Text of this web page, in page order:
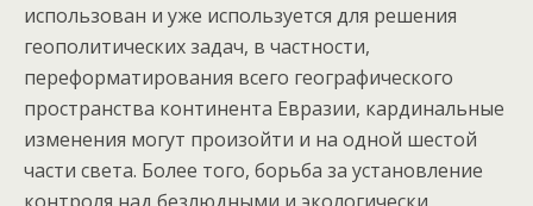
использован и уже используется для решения
геополитических задач, в частности,
переформатирования всего географического
пространства континента Евразии, кардинальные
изменения могут произойти и на одной шестой
части света. Более того, борьба за установление